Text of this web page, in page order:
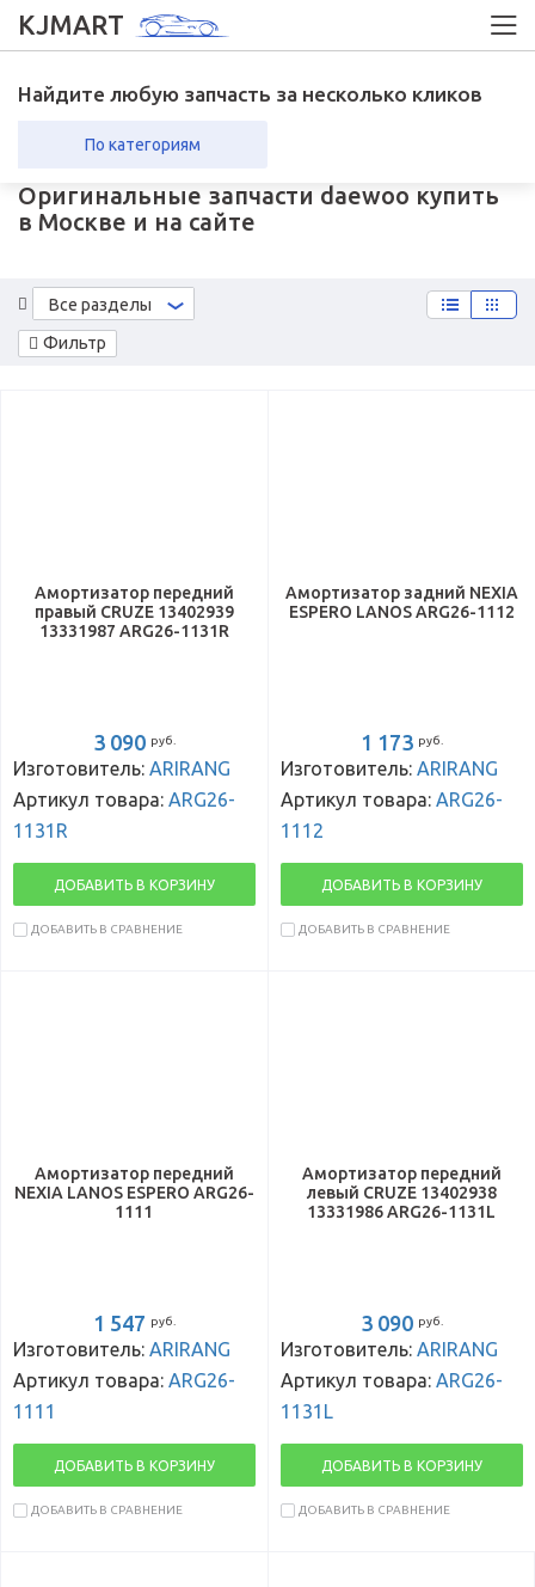
KJMART
в регионы Возврат
Найдите любую запчасть за несколько кликов
По категориям
Оригинальные запчасти daewoo купить
в Москве и на сайте
Фильтр
Все разделы
Амортизатор передний
правый CRUZE 13402939
13331987 ARG26-1131R
3 090 руб.
Изготовитель: ARIRANG
Артикул товара: ARG26-
1131R
ДОБАВИТЬ В КОРЗИНУ
ДОБАВИТЬ В СРАВНЕНИЕ
Амортизатор задний NEXIA
ESPERO LANOS ARG26-1112
1 173 руб.
Изготовитель: ARIRANG
Артикул товара: ARG26-
1112
ДОБАВИТЬ В КОРЗИНУ
ДОБАВИТЬ В СРАВНЕНИЕ
Амортизатор передний
NEXIA LANOS ESPERO ARG26-
1111
1 547 руб.
Изготовитель: ARIRANG
Артикул товара: ARG26-
1111
ДОБАВИТЬ В КОРЗИНУ
ДОБАВИТЬ В СРАВНЕНИЕ
Амортизатор передний
левый CRUZE 13402938
13331986 ARG26-1131L
3 090 руб.
Изготовитель: ARIRANG
Артикул товара: ARG26-
1131L
ДОБАВИТЬ В КОРЗИНУ
ДОБАВИТЬ В СРАВНЕНИЕ